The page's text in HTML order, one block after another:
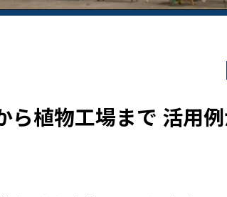
ら植物工場まで 活用